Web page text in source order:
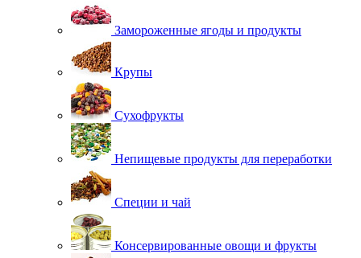
Замороженные ягоды и продукты
Крупы
Сухофрукты
Непищевые продукты для переработки
Специи и чай
Консервированные овощи и фрукты